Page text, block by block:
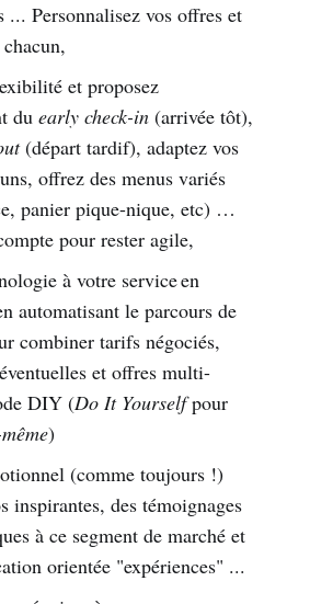
... Personnalisez vos offres et
et proposez
du early check-in(arrivée tôt),
(départ tardif), adaptez vos
offrez des menus variés
panier pique-nique, etc) …
pour rester agile,
à votre service en
automatisant le parcours de
combiner tarifs négociés,
et offres multi-
DIY (Do It Yourselfpour
)
(comme toujours !)
inspirantes, des témoignages
à ce segment de marché et
orientée "expériences" ...